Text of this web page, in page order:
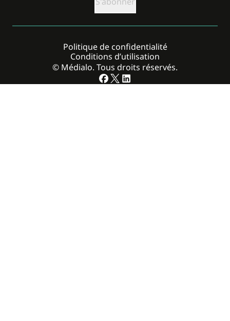
© Médialo. Tous droits réservés.
Politique de confidentialité
Conditions d’utilisation